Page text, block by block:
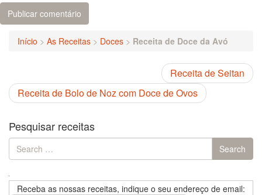
Início > As Receitas > Doces > Receita de Doce da Avó
Receita de Seitan
Receita de Bolo de Noz com Doce de Ovos
Pesquisar receitas
Search
for:
Search
Receba as nossas receitas, indique o seu endereço de email: